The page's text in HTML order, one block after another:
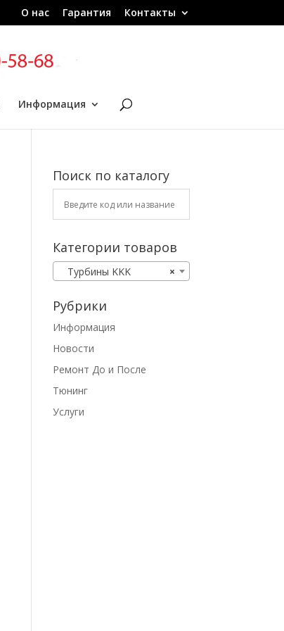
О нас Гарантия Контакты
Информация
Поиск по каталогу
Категории товаров
×
Турбины KKK
Рубрики
Информация
Новости
Ремонт До и После
Тюнинг
Услуги